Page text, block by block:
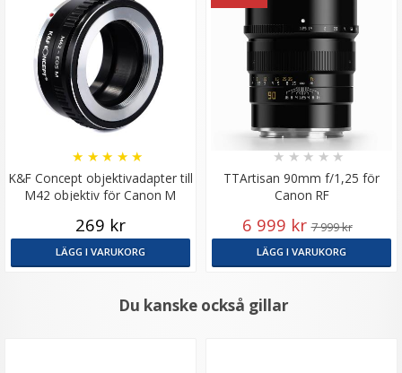
K&F Concept objektivadapter till
M42 objektiv för Canon M
★ ★ ★ ★ ★
269 kr
LÄGG I VARUKORG
TTArtisan 90mm f/1,25 för
Canon RF
★★★★★
6 999 kr 7 999 kr
LÄGG I VARUKORG
Du kanske också gillar